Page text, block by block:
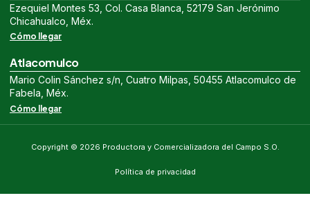
Ezequiel Montes 53, Col. Casa Blanca, 52179 San Jerónimo
Chicahualco, Méx.
Cómo llegar
Atlacomulco
Mario Colin Sánchez s/n, Cuatro Milpas, 50455 Atlacomulco de
Fabela, Méx.
Cómo llegar
Copyright © 2026 Productora y Comercializadora del Campo S.O.
Política de privacidad